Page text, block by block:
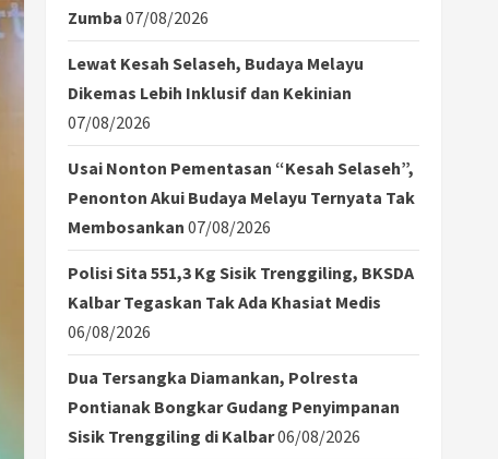
Zumba 07/08/2026
Lewat Kesah Selaseh, Budaya Melayu
Dikemas Lebih Inklusif dan Kekinian
07/08/2026
Usai Nonton Pementasan “Kesah Selaseh”,
Penonton Akui Budaya Melayu Ternyata Tak
Membosankan 07/08/2026
Polisi Sita 551,3 Kg Sisik Trenggiling, BKSDA
Kalbar Tegaskan Tak Ada Khasiat Medis
06/08/2026
Dua Tersangka Diamankan, Polresta
Pontianak Bongkar Gudang Penyimpanan
Sisik Trenggiling di Kalbar06/08/2026